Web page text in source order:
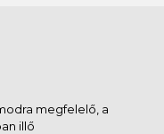
megfelelő, a
illő